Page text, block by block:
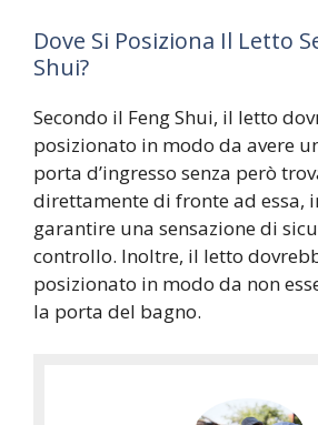
Dove Si Posiziona Il Letto
Shui?
Secondo il Feng Shui, il letto
posizionato in modo da avere
porta d’ingresso senza però
direttamente di fronte ad essa,
garantire una sensazione di
controllo. Inoltre, il letto
posizionato in modo da non
la porta del bagno.